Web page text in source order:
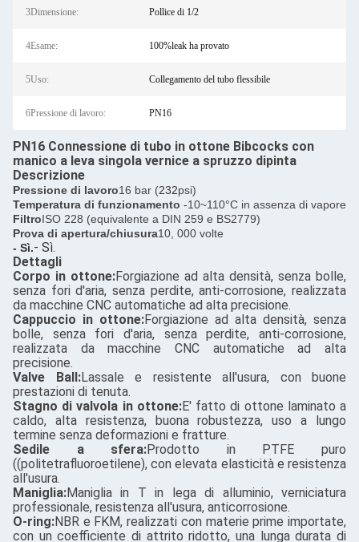
3Dimensione: Pollice di 1/2
4Esame: 100%leak ha provato
5Uso: Collegamento del tubo flessibile
6Pressione di lavoro: PN16
PN16 Connessione di tubo in ottone Bibcocks con
manico a leva singola vernice a spruzzo dipinta
Descrizione
Pressione di lavoro16 bar (232psi)
Temperatura di funzionamento -10~110°C in assenza di vapore
FiltroISO 228 (equivalente a DIN 259 e BS2779)
Prova di apertura/chiusura10, 000 volte
- Sì.- Sì.
Dettagli
Corpo in ottone:Forgiazione ad alta densità, senza bolle,
senza fori d'aria, senza perdite, anti-corrosione, realizzata
da macchine CNC automatiche ad alta precisione.
Cappuccio in ottone:Forgiazione ad alta densità, senza
bolle, senza fori d'aria, senza perdite, anti-corrosione,
realizzata da macchine CNC automatiche ad alta
precisione.
Valve Ball:Lassale e resistente all'usura, con buone
prestazioni di tenuta.
Stagno di valvola in ottone:E' fatto di ottone laminato a
caldo, alta resistenza, buona robustezza, uso a lungo
termine senza deformazioni e fratture.
Sedile a sfera:Prodotto in PTFE puro
((politetrafluoroetilene), con elevata elasticità e resistenza
all'usura.
Maniglia:Maniglia in T in lega di alluminio, verniciatura
professionale, resistenza all'usura, anticorrosione.
O-ring:NBR e FKM, realizzati con materie prime importate,
con un coefficiente di attrito ridotto, una lunga durata di